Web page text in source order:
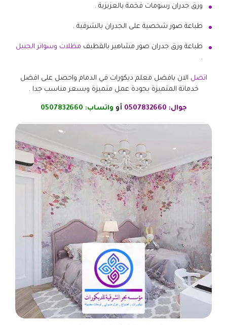
ورق جدران رسومات فخمة بالعزيزية .
طباعة صور شخصية على الجدران بالشرقية .
طباعة ورق جدران صور مشاهير بالقطيف مظلات وسواتر الجبيل
.
اتصل الان بافضل معلم ديكورات في الدمام واحصل على افضل
خدماتة المتميزة بجودة عمل متميزة وبسعر مناسب جدا .
جوال: 0507832660 أو واتساب: 0507832660